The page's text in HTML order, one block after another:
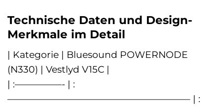
Technische Daten und Design-
Merkmale im Detail
| Kategorie | Bluesound POWERNODE
(N330) | Vestlyd V15C |
| :—————- | :
———————————————————– | :